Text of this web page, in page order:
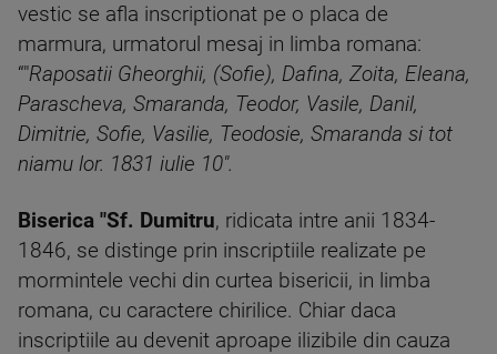
vestic se afla inscriptionat pe o placa de
marmura, urmatorul mesaj in limba romana:
“"Raposatii Gheorghii, (Sofie), Dafina, Zoita, Eleana,
Parascheva, Smaranda, Teodor, Vasile, Danil,
Dimitrie, Sofie, Vasilie, Teodosie, Smaranda si tot
niamu lor. 1831 iulie 10".
Biserica "Sf. Dumitru, ridicata intre anii 1834-
1846, se distinge prin inscriptiile realizate pe
mormintele vechi din curtea bisericii, in limba
romana, cu caractere chirilice. Chiar daca
inscriptiile au devenit aproape ilizibile din cauza